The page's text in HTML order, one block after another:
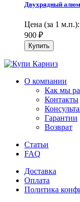
Двухрядный
Цена (за 1 м.п.):
900 ₽
О компании
Как мы
Контакты
Гарантии
Возврат
Статьи
FAQ
Доставка
Оплата
Политика